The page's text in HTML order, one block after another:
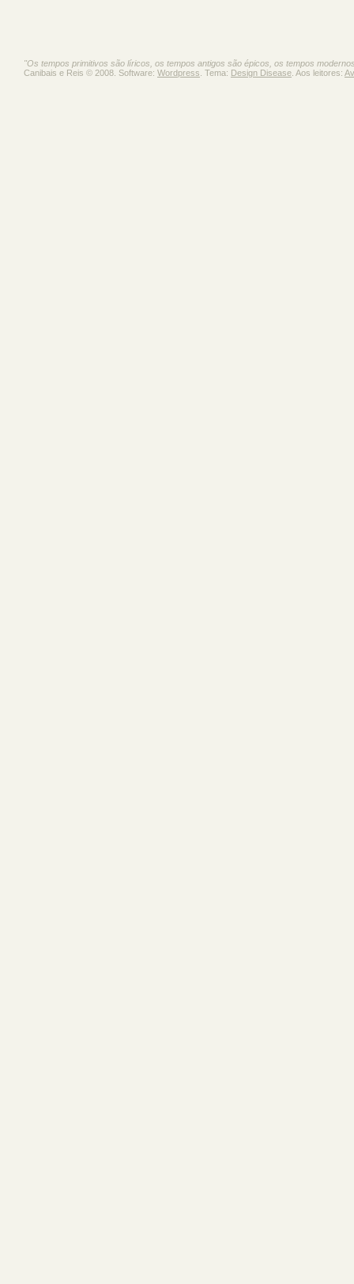
"Os tempos primitivos são líricos, os tempos antigos são épicos, os tempos
Canibais e Reis © 2008. Software: Wordpress . Tema: Design Disease . Aos leitores: